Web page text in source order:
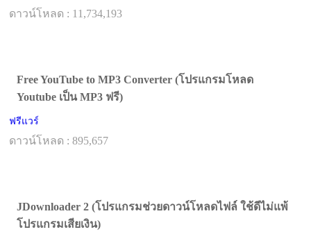
ดาวน์โหลด : 11,734,193
Free YouTube to MP3 Converter (โปรแกรมโหลด
Youtube เป็น MP3 ฟรี)
ฟรีแวร์
ดาวน์โหลด : 895,657
JDownloader 2 (โปรแกรมช่วยดาวน์โหลดไฟล์ ใช้ดีไม่แพ้
โปรแกรมเสียเงิน)